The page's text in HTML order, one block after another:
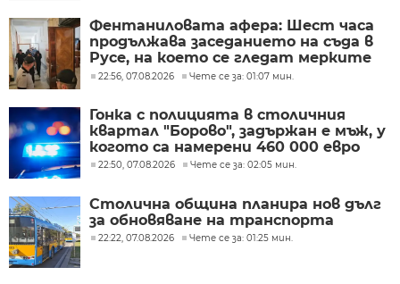
Фентаниловата афера: Шест часа
продължава заседанието на съда в
Русе, на което се гледат мерките
на задържаните
22:56, 07.08.2026 Чете се за: 01:07 мин.
Гонка с полицията в столичния
квартал "Борово", задържан е мъж, у
когото са намерени 460 000 евро
22:50, 07.08.2026 Чете се за: 02:05 мин.
Столична община планира нов дълг
за обновяване на транспорта
22:22, 07.08.2026 Чете се за: 01:25 мин.